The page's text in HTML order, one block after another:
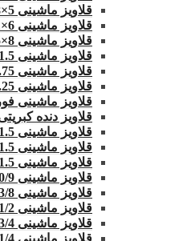
قلاویز ماشینی 5×0/8 میلیمتر اسکا
قلاویز ماشینی 6×1 میلیمتر اسکا
قلاویز ماشینی 8×1.25 میلیمتر .اسکا
قلاویز ماشینی 10X1.5 میلیمتر .اسکا
قلاویز ماشینی 12X1.75 میلیمتر اسکا
قلاویز ماشینی 1.25×24
قلاویز ماشینی
قلاویز دنده کبریتی 2×10
قلاویز ماشینی 16X1.5 مارپیچ
قلاویز ماشینی 1.5×12
قلاویز ماشینی 1.5×20 مارپیچ چپ
قلاویز ماشینی 5X0/9
قلاویز ماشینی 3/8 NPT
قلاویز ماشینی 1/2 NPT
قلاویز ماشینی 3/4 NPT